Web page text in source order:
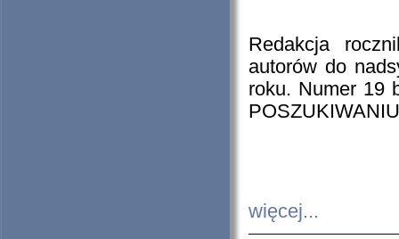
Redakcja
autorów do
roku. Numer 19
więcej...